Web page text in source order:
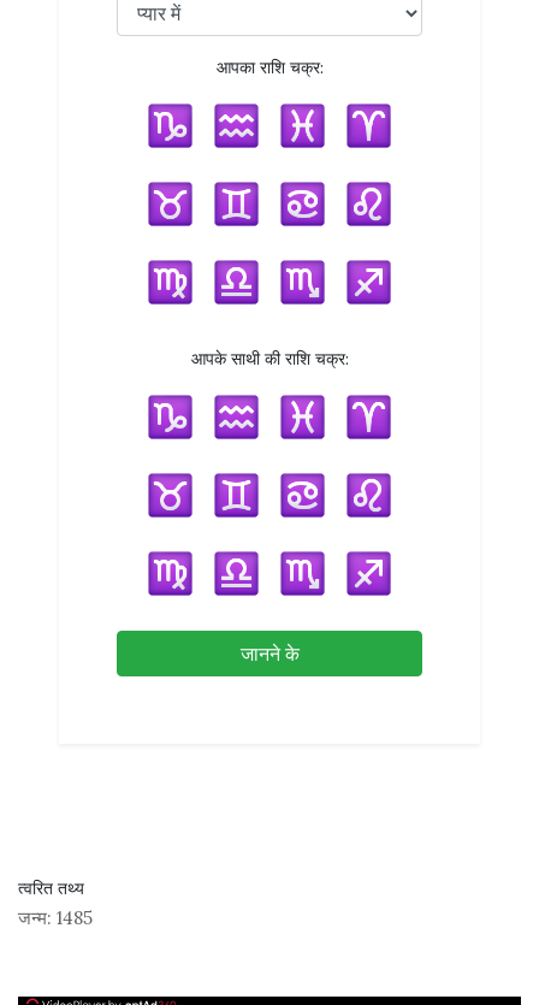
आपका राशि चक्र:
आपके साथी की राशि चक्र:
जानने के
त्वरित तथ्य
जन्म: 1485